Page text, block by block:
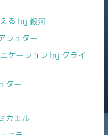
る by 銀河
シュター
ケーション by クライ
ター
カエル